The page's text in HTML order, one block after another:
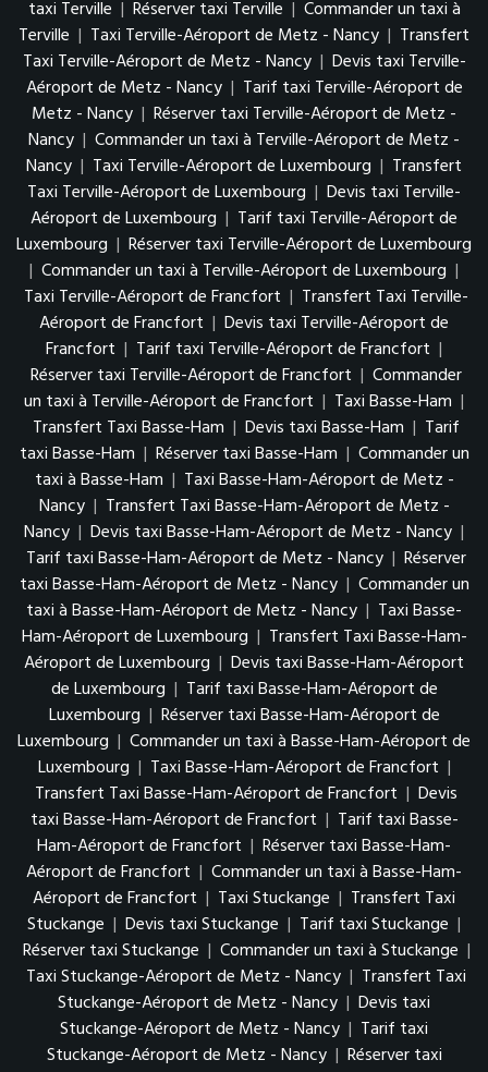
taxi Terville | Réserver taxi Terville | Commander un taxi à
Terville | Taxi Terville-Aéroport de Metz - Nancy | Transfert
Taxi Terville-Aéroport de Metz - Nancy | Devis taxi Terville-
Aéroport de Metz - Nancy | Tarif taxi Terville-Aéroport de
Metz - Nancy | Réserver taxi Terville-Aéroport de Metz -
Nancy | Commander un taxi à Terville-Aéroport de Metz -
Nancy | Taxi Terville-Aéroport de Luxembourg | Transfert
Taxi Terville-Aéroport de Luxembourg | Devis taxi Terville-
Aéroport de Luxembourg | Tarif taxi Terville-Aéroport de
Luxembourg | Réserver taxi Terville-Aéroport de Luxembourg
| Commander un taxi à Terville-Aéroport de Luxembourg |
Taxi Terville-Aéroport de Francfort | Transfert Taxi Terville-
Aéroport de Francfort | Devis taxi Terville-Aéroport de
Francfort | Tarif taxi Terville-Aéroport de Francfort |
Réserver taxi Terville-Aéroport de Francfort | Commander
un taxi à Terville-Aéroport de Francfort | Taxi Basse-Ham |
Transfert Taxi Basse-Ham | Devis taxi Basse-Ham | Tarif
taxi Basse-Ham | Réserver taxi Basse-Ham | Commander un
taxi à Basse-Ham | Taxi Basse-Ham-Aéroport de Metz -
Nancy | Transfert Taxi Basse-Ham-Aéroport de Metz -
Nancy | Devis taxi Basse-Ham-Aéroport de Metz - Nancy |
Tarif taxi Basse-Ham-Aéroport de Metz - Nancy | Réserver
taxi Basse-Ham-Aéroport de Metz - Nancy | Commander un
taxi à Basse-Ham-Aéroport de Metz - Nancy | Taxi Basse-
Ham-Aéroport de Luxembourg | Transfert Taxi Basse-Ham-
Aéroport de Luxembourg | Devis taxi Basse-Ham-Aéroport
de Luxembourg | Tarif taxi Basse-Ham-Aéroport de
Luxembourg | Réserver taxi Basse-Ham-Aéroport de
Luxembourg | Commander un taxi à Basse-Ham-Aéroport de
Luxembourg | Taxi Basse-Ham-Aéroport de Francfort |
Transfert Taxi Basse-Ham-Aéroport de Francfort | Devis
taxi Basse-Ham-Aéroport de Francfort | Tarif taxi Basse-
Ham-Aéroport de Francfort | Réserver taxi Basse-Ham-
Aéroport de Francfort | Commander un taxi à Basse-Ham-
Aéroport de Francfort | Taxi Stuckange | Transfert Taxi
Stuckange | Devis taxi Stuckange | Tarif taxi Stuckange |
Réserver taxi Stuckange | Commander un taxi à Stuckange |
Taxi Stuckange-Aéroport de Metz - Nancy | Transfert Taxi
Stuckange-Aéroport de Metz - Nancy | Devis taxi
Stuckange-Aéroport de Metz - Nancy | Tarif taxi
Stuckange-Aéroport de Metz - Nancy | Réserver taxi